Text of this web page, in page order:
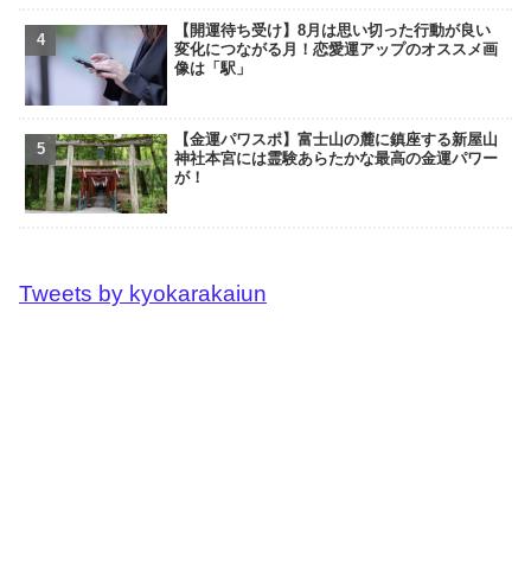
【開運待ち受け】8月は思い切った行動が良い
変化につながる月！恋愛運アップのオススメ画
像は「駅」
【金運パワスポ】富士山の麓に鎮座する新屋山
神社本宮には霊験あらたかな最高の金運パワー
が！
Tweets by kyokarakaiun